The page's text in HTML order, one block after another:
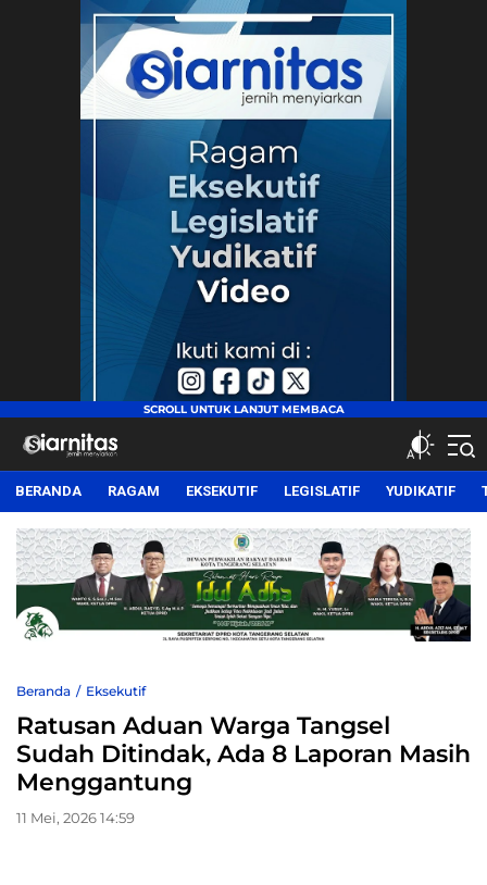
siarnitas
Jernih Menyiarkan
BERANDA RAGAM EKSEKUTIF LEGISLATIF YUDIKATIF
Beranda Eksekutif
Ratusan Aduan Warga Tangsel
Sudah Ditindak, Ada 8 Laporan Masih
Menggantung
11 Mei, 2026 14:59